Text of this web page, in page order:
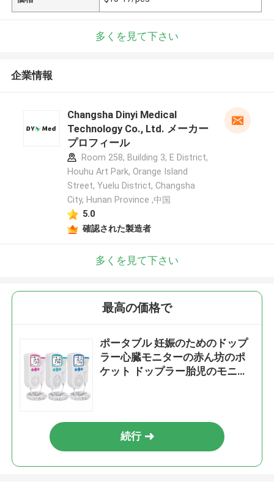
多くを見て下さい
企業情報
Changsha Dinyi Medical
Technology Co., Ltd. メーカー
プロフィール
Room 258, Building 3, E District,
Houhu Art Park, Orange Island
Street, Yuelu District, Changsha
City, Hunan Province ,中国
5.0
確認された製造者
多くを見て下さい
最高の価格で
ポータブル 妊娠のためのドップ
ラー心臓モニターの赤ん坊のポ
ケット ドップラー胎児のモニタ
続行